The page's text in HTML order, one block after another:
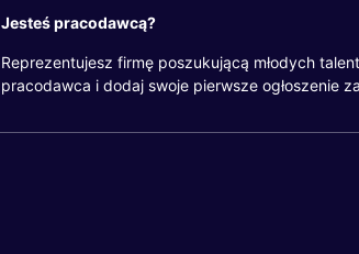
Jesteś pracodawcą?
Reprezentujesz firmę poszukującą młodych
pracodawca i dodaj swoje pierwsze ogłoszenie